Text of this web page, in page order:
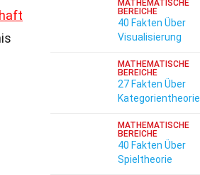
MATHEMATISCHE
BEREICHE
40 Fakten Über
Visualisierung
MATHEMATISCHE
BEREICHE
27 Fakten Über
Kategorientheorie
MATHEMATISCHE
BEREICHE
40 Fakten Über
Spieltheorie